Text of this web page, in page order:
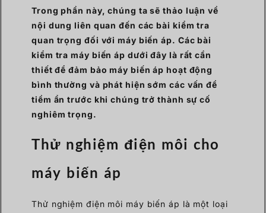
Trong phần này, chúng ta sẽ thảo luận về
nội dung liên quan đến các bài kiểm tra
quan trọng đối với máy biến áp. Các bài
kiểm tra máy biến áp dưới đây là rất cần
thiết để đảm bảo máy biến áp hoạt động
bình thường và phát hiện sớm các vấn đề
tiềm ẩn trước khi chúng trở thành sự cố
nghiêm trọng.
Thử nghiệm điện môi cho
máy biến áp
Thử nghiệm điện môi máy biến áp là một loại